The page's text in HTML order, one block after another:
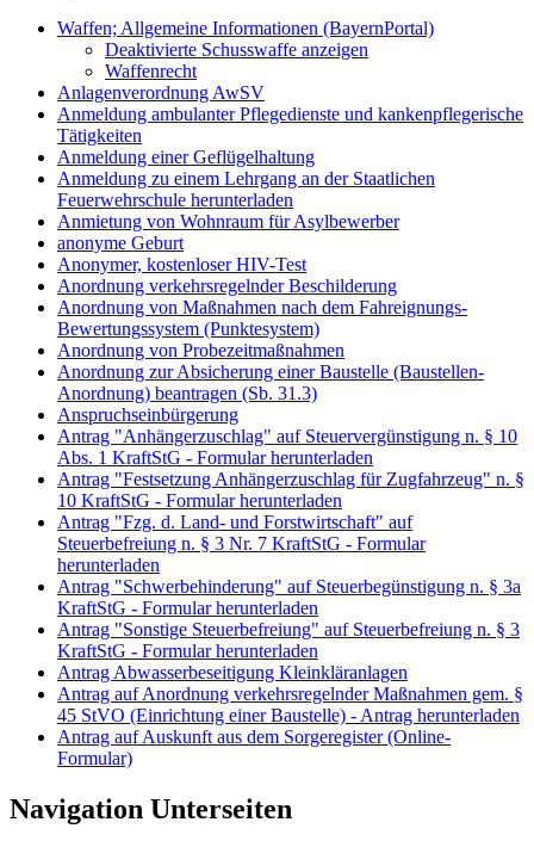
Waffen; Allgemeine Informationen (BayernPortal)
Deaktivierte Schusswaffe anzeigen
Waffenrecht
Anlagenverordnung AwSV
Anmeldung ambulanter Pflegedienste und kankenpflegerische
Tätigkeiten
Anmeldung einer Geflügelhaltung
Anmeldung zu einem Lehrgang an der Staatlichen
Feuerwehrschule herunterladen
Anmietung von Wohnraum für Asylbewerber
anonyme Geburt
Anonymer, kostenloser HIV-Test
Anordnung verkehrsregelnder Beschilderung
Anordnung von Maßnahmen nach dem Fahreignungs-
Bewertungssystem (Punktesystem)
Anordnung von Probezeitmaßnahmen
Anordnung zur Absicherung einer Baustelle (Baustellen-
Anordnung) beantragen (Sb. 31.3)
Anspruchseinbürgerung
Antrag "Anhängerzuschlag" auf Steuervergünstigung n. § 10
Abs. 1 KraftStG - Formular herunterladen
Antrag "Festsetzung Anhängerzuschlag für Zugfahrzeug" n. §
10 KraftStG - Formular herunterladen
Antrag "Fzg. d. Land- und Forstwirtschaft" auf
Steuerbefreiung n. § 3 Nr. 7 KraftStG - Formular
herunterladen
Antrag "Schwerbehinderung" auf Steuerbegünstigung n. § 3a
KraftStG - Formular herunterladen
Antrag "Sonstige Steuerbefreiung" auf Steuerbefreiung n. § 3
KraftStG - Formular herunterladen
Antrag Abwasserbeseitigung Kleinkläranlagen
Antrag auf Anordnung verkehrsregelnder Maßnahmen gem. §
45 StVO (Einrichtung einer Baustelle) - Antrag herunterladen
Antrag auf Auskunft aus dem Sorgeregister (Online-
Formular)
Navigation Unterseiten